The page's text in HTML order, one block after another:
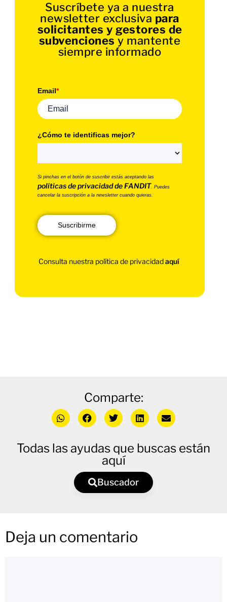
Suscríbete ya a nuestra
newsletter exclusiva para
solicitantes y gestores de
subvenciones y mantente
siempre informado
Email*
¿Cómo te identificas mejor?
Si pinchas en el botón de suscribir estás aceptando las
políticas de privacidad de FANDIT. Puedes
cancelar la suscripción a la newsletter cuando quieras.
Suscribirme
Consulta nuestra política de privacidadaquí
Comparte:
Todas las ayudas que buscas están
aquí
Buscador
Deja un comentario